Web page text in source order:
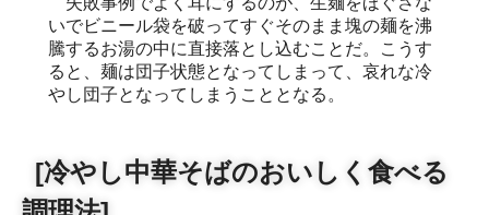
いでビニール袋を破ってすぐそのまま塊の麺を沸
騰するお湯の中に直接落とし込むことだ。こうす
ると、麺は団子状態となってしまって、哀れな冷
やし団子となってしまうこととなる。
[冷やし中華そばのおいしく食べる